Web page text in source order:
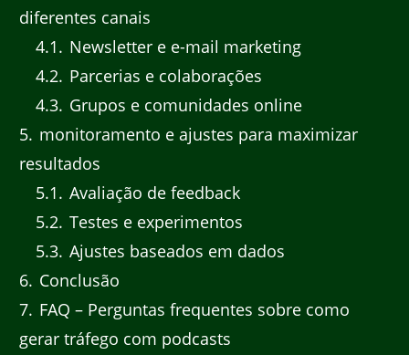
diferentes canais
4.1
Newsletter e e-mail marketing
4.2 Parcerias e colaborações
4.3 Grupos e comunidades online
5 monitoramento e ajustes para maximizar
resultados
5.1
Avaliação de feedback
5.2 Testes e experimentos
5.3 Ajustes baseados em dados
6 Conclusão
7 FAQ – Perguntas frequentes sobre como
gerar tráfego com podcasts